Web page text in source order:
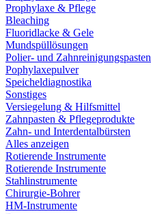
Prophylaxe & Pflege
Bleaching
Fluoridlacke & Gele
Mundspüllösungen
Polier- und Zahnreinigungspasten
Pophylaxepulver
Speicheldiagnostika
Sonstiges
Versiegelung & Hilfsmittel
Zahnpasten & Pflegeprodukte
Zahn- und Interdentalbürsten
Alles anzeigen
Rotierende Instrumente
Rotierende Instrumente
Stahlinstrumente
Chirurgie-Bohrer
HM-Instrumente